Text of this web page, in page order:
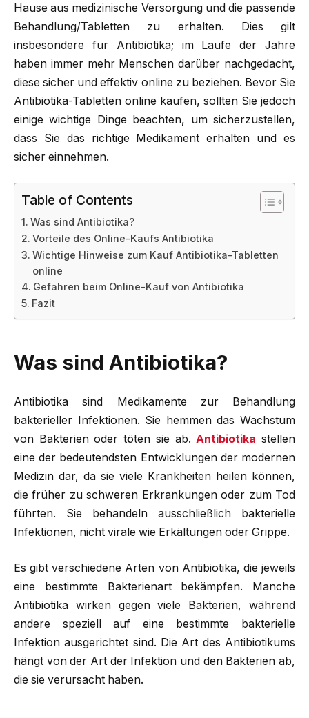
Hause aus medizinische Versorgung und die passende
Behandlung/Tabletten zu erhalten. Dies gilt
insbesondere für Antibiotika; im Laufe der Jahre
haben immer mehr Menschen darüber nachgedacht,
diese sicher und effektiv online zu beziehen. Bevor Sie
Antibiotika-Tabletten online kaufen, sollten Sie jedoch
einige wichtige Dinge beachten, um sicherzustellen,
dass Sie das richtige Medikament erhalten und es
sicher einnehmen.
Table of Contents
Was sind Antibiotika?
Vorteile des Online-Kaufs Antibiotika
Wichtige Hinweise zum Kauf Antibiotika-Tabletten
online
Gefahren beim Online-Kauf von Antibiotika
Fazit
Was sind Antibiotika?
Antibiotika sind Medikamente zur Behandlung
bakterieller Infektionen. Sie hemmen das Wachstum
von Bakterien oder töten sie ab.Antibiotika stellen
eine der bedeutendsten Entwicklungen der modernen
Medizin dar, da sie viele Krankheiten heilen können,
die früher zu schweren Erkrankungen oder zum Tod
führten. Sie behandeln ausschließlich bakterielle
Infektionen, nicht virale wie Erkältungen oder Grippe.
Es gibt verschiedene Arten von Antibiotika, die jeweils
eine bestimmte Bakterienart bekämpfen. Manche
Antibiotika wirken gegen viele Bakterien, während
andere speziell auf eine bestimmte bakterielle
Infektion ausgerichtet sind. Die Art des Antibiotikums
hängt von der Art der Infektion und den Bakterien ab,
die sie verursacht haben.